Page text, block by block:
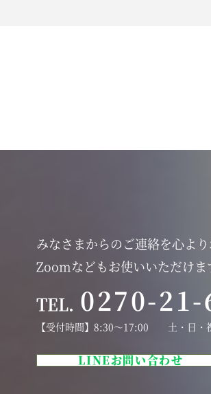
みなさまからのご連絡を心よ
Zoomなどもお使いいただけま
TEL. 0270-21-
【受付時間】8:30～17:00 土・日・
LINEお問い合わせ